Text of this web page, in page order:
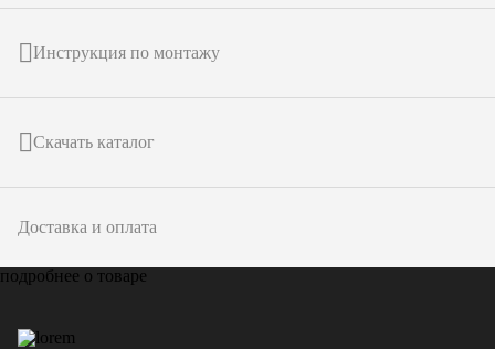
Инструкция по монтажу
Скачать каталог
Доставка и оплата
подробнее о товаре